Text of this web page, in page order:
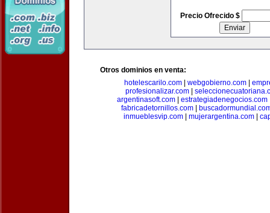
Precio Ofrecido $
Otros dominios en venta:
hotelescarilo.com
webgobierno.com
profesionalizar.com|
argentinasoft.com| estrategiadenegocios.com
fabricadetornillos.com
inmueblesvip.com
mujerargentina.com